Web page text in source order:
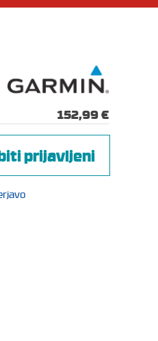
152,99 €
prijavljeni